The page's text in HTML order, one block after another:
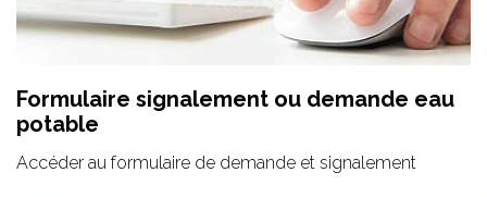
Formulaire signalement ou demande eau
potable
Accéder au formulaire de demande et signalement